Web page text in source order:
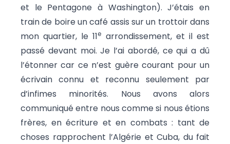
et le Pentagone à Washington). J’étais en
train de boire un café assis sur un trottoir dans
mon quartier, le 11e arrondissement, et il est
passé devant moi. Je l’ai abordé, ce qui a dû
l’étonner car ce n’est guère courant pour un
écrivain connu et reconnu seulement par
d’infimes minorités. Nous avons alors
communiqué entre nous comme si nous étions
frères, en écriture et en combats : tant de
choses rapprochent l’Algérie et Cuba, du fait